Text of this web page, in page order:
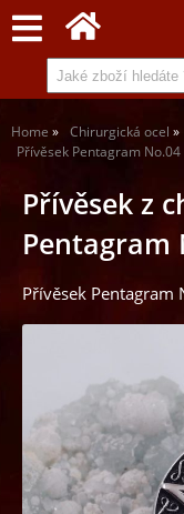
Home Chirurgická ocel
Přívěsek Pentagram No.04
Přívěsek z
Pentagram
Přívěsek Pentagram